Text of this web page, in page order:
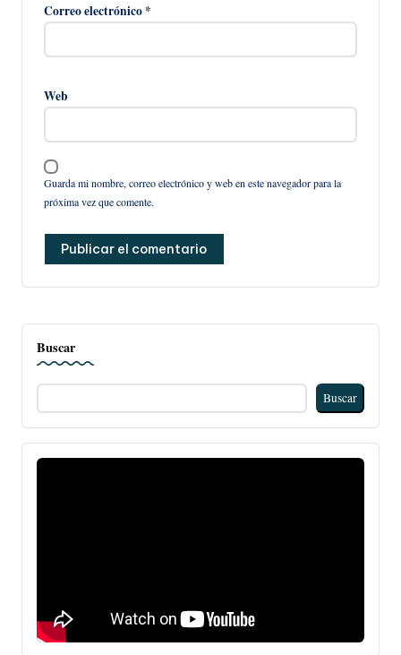
Correo electrónico*
Web
Guarda mi nombre, correo electrónico y web en este navegador para la
próxima vez que comente.
Buscar
Buscar